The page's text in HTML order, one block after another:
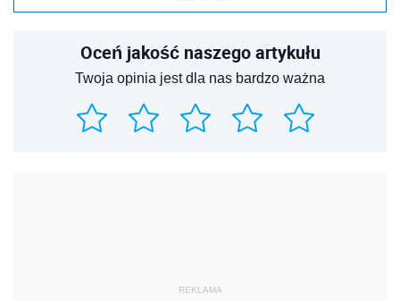
Oceń jakość naszego artykułu
Twoja opinia jest dla nas bardzo ważna
REKLAMA